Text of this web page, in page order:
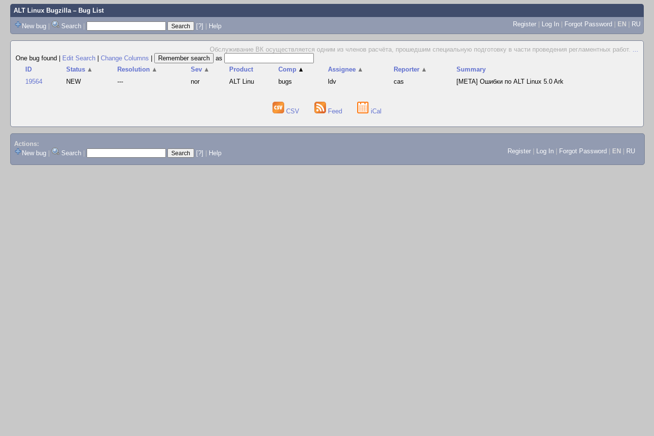
ALT Linux Bugzilla– Bug List
New bug | Search | [?] | Help Register | Log In | Forgot Password | EN | RU
Обслуживание ВК осуществляется одним из членов расчёта, прошедшим специальную подготовку в части проведения регламентных работ. ...
One bug found
Edit Search Change Columns
as
ID
Status ▲ Resolution ▲ Sev ▲ Product Comp ▲ Assignee ▲ Reporter ▲
Summary
19564
NEW --- nor ALT Linu bugs ldv cas [META] Ошибки по ALT Linux 5.0 Ark
CSV Feed iCal
Actions:
New bug
Search [?] Help Register Log In Forgot Password EN RU